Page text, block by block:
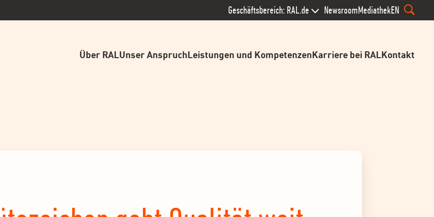
Geschäftsbereich: RAL.de NewsroomMediathekEN
Über RAL Unser AnspruchLeistungen und KompetenzenKarriere bei RAL Kontakt